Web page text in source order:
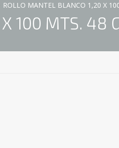
ROLLO MANTEL BLANCO 1,20 X
100 MTS. 48